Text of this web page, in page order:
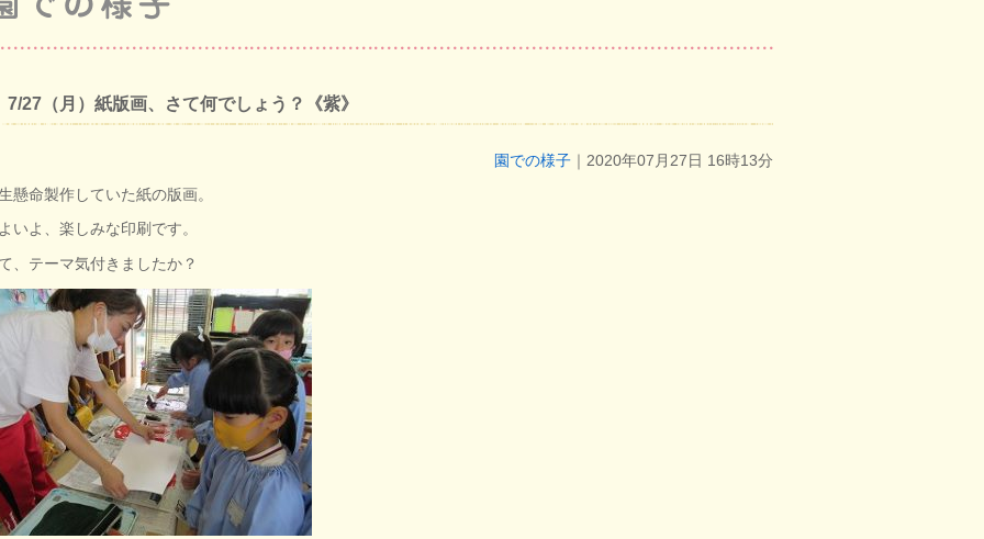
7/27（月）紙版画、さて何でしょう？《紫》
園での様子 ｜2020年07月27日 16時13分
懸命製作していた紙の版画。
いよ、楽しみな印刷です。
、テーマ気付きましたか？